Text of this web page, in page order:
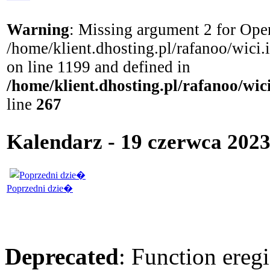
Warning: Missing argument 2 for
/home/klient.dhosting.pl/rafanoo/
on line 1199 and defined in
/home/klient.dhosting.pl/rafanoo/
line 267
Kalendarz - 19 czerwca
Poprzedni dzie�
Deprecated: Function